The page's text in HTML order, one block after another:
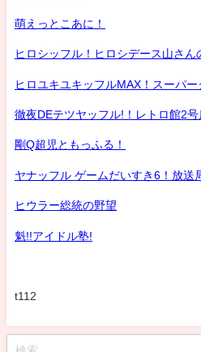
萌えっとこあに！
ヒロシッフル！ヒロシデース山さん
ヒロユキユキッフルMAX！スーパー
徹夜DEテツヤッフル!！レトロ館2号
剛Q超児ともっふる！
ヤナッフル ゲームだいすき6！放送
ヒウラー総統の野望
魁!!アイドル塾!
t112